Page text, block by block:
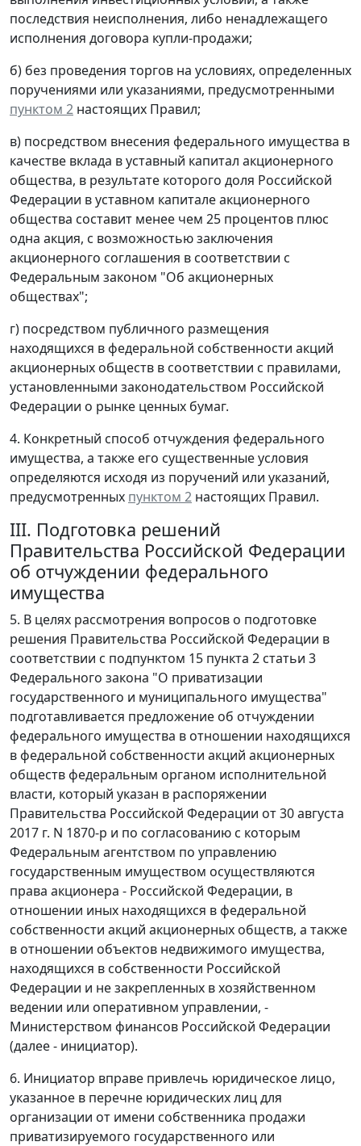
последствия неисполнения, либо ненадлежащего
исполнения договора купли-продажи;
б) без проведения торгов на условиях, определенных
поручениями или указаниями, предусмотренными
пунктом 2 настоящих Правил;
в) посредством внесения федерального имущества в
качестве вклада в уставный капитал акционерного
общества, в результате которого доля Российской
Федерации в уставном капитале акционерного
общества составит менее чем 25 процентов плюс
одна акция, с возможностью заключения
акционерного соглашения в соответствии с
Федеральным законом "Об акционерных
обществах";
г) посредством публичного размещения
находящихся в федеральной собственности акций
акционерных обществ в соответствии с правилами,
установленными законодательством Российской
Федерации о рынке ценных бумаг.
4. Конкретный способ отчуждения федерального
имущества, а также его существенные условия
определяются исходя из поручений или указаний,
предусмотренных пунктом 2 настоящих Правил.
III. Подготовка решений
Правительства Российской Федерации
об отчуждении федерального
имущества
5. В целях рассмотрения вопросов о подготовке
решения Правительства Российской Федерации в
соответствии с подпунктом 15 пункта 2 статьи 3
Федерального закона "О приватизации
государственного и муниципального имущества"
подготавливается предложение об отчуждении
федерального имущества в отношении находящихся
в федеральной собственности акций акционерных
обществ федеральным органом исполнительной
власти, который указан в распоряжении
Правительства Российской Федерации от 30 августа
2017 г. N 1870-р и по согласованию с которым
Федеральным агентством по управлению
государственным имуществом осуществляются
права акционера - Российской Федерации, в
отношении иных находящихся в федеральной
собственности акций акционерных обществ, а также
в отношении объектов недвижимого имущества,
находящихся в собственности Российской
Федерации и не закрепленных в хозяйственном
ведении или оперативном управлении, -
Министерством финансов Российской Федерации
(далее - инициатор).
6. Инициатор вправе привлечь юридическое лицо,
указанное в перечне юридических лиц для
организации от имени собственника продажи
приватизируемого государственного или